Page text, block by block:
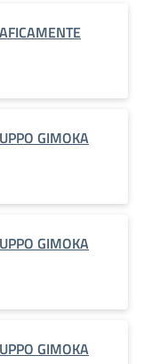
GIMOKA
GIMOKA
GIMOKA